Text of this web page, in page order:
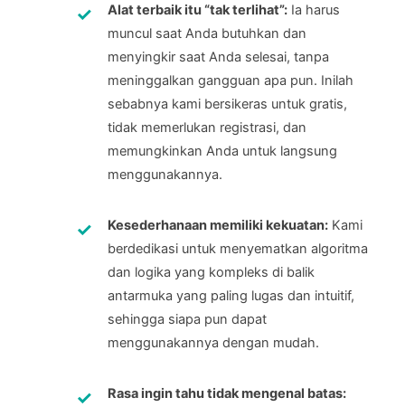
Alat terbaik itu “tak terlihat”:Ia harus
muncul saat Anda butuhkan dan
menyingkir saat Anda selesai, tanpa
meninggalkan gangguan apa pun. Inilah
sebabnya kami bersikeras untuk gratis,
tidak memerlukan registrasi, dan
memungkinkan Anda untuk langsung
menggunakannya.
Kesederhanaan memiliki kekuatan:Kami
berdedikasi untuk menyematkan algoritma
dan logika yang kompleks di balik
antarmuka yang paling lugas dan intuitif,
sehingga siapa pun dapat
menggunakannya dengan mudah.
Rasa ingin tahu tidak mengenal batas: